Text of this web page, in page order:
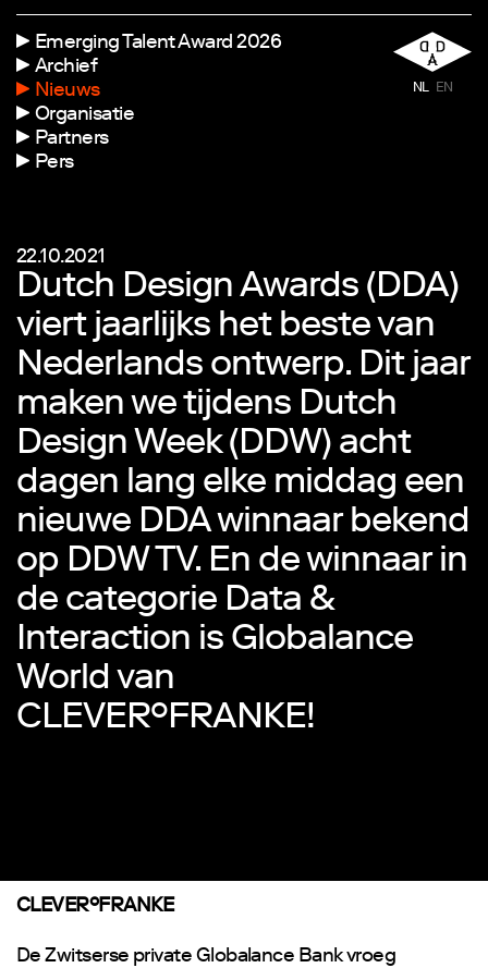
Emerging Talent Award 2026
Archief
Nieuws
Organisatie
Partners
Pers
NL EN
22.10.2021
Dutch Design Awards (DDA)
viert jaarlijks het beste van
Nederlands ontwerp. Dit jaar
maken we tijdens Dutch
Design Week (DDW) acht
dagen lang elke middag een
nieuwe DDA winnaar bekend
op DDW TV. En de winnaar in
de categorie Data &
Interaction is Globalance
World van
CLEVER°FRANKE!
CLEVER°FRANKE
De Zwitserse private Globalance Bank vroeg